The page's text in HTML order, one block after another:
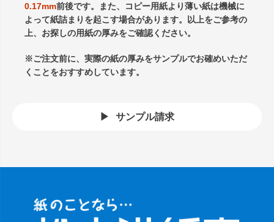
0.17mm前後です。また、コピー用紙より薄い紙は機械に
よって紙詰まりを起こす場合があります。以上をご参考の
上、お探しの用紙の厚みをご確認ください。
※ご注文前に、実際の紙の厚みをサンプルでお確めいただ
くことをおすすめしています。
サンプル請求